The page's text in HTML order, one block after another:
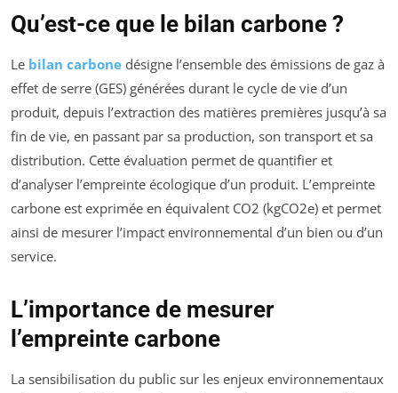
Qu’est-ce que le bilan carbone ?
Le bilan carbone désigne l’ensemble des émissions de gaz à
effet de serre (GES) générées durant le cycle de vie d’un
produit, depuis l’extraction des matières premières jusqu’à sa
fin de vie, en passant par sa production, son transport et sa
distribution. Cette évaluation permet de quantifier et
d’analyser l’empreinte écologique d’un produit. L’empreinte
carbone est exprimée en équivalent CO2 (kgCO2e) et permet
ainsi de mesurer l’impact environnemental d’un bien ou d’un
service.
L’importance de mesurer
l’empreinte carbone
La sensibilisation du public sur les enjeux environnementaux